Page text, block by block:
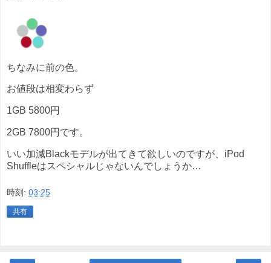
ちなみに前の色。
お値段は相変わらず
1GB 5800円
2GB 7800円です。
いい加減Blackモデルが出てきて欲しいのですが、iPod
Shuffleはスペシャルじゃないんでしょうか…
時刻: 03:25
共有